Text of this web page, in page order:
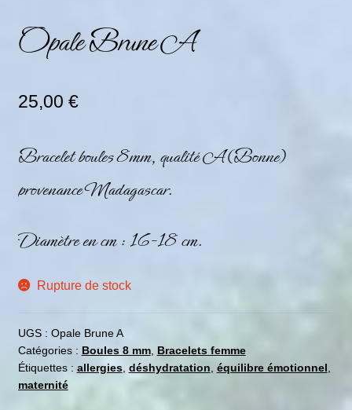
Opale Brune A
25,00 €
Bracelet boules 8mm, qualité A (Bonne)
provenance Madagascar.
Diamètre en cm : 16-18 cm.
Rupture de stock
UGS : Opale Brune A
Catégories : Boules 8 mm, Bracelets femme
Étiquettes : allergies, déshydratation, équilibre émotionnel,
maternité